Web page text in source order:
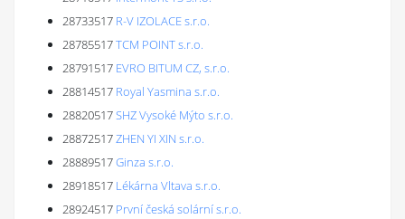
28733517 R-V IZOLACE s.r.o.
28785517TCM POINT s.r.o.
28791517 EVRO BITUM CZ, s.r.o.
28814517 Royal Yasmina s.r.o.
28820517SHZ Vysoké Mýto s.r.o.
28872517ZHEN YI XIN s.r.o.
28889517Ginza s.r.o.
28918517 Lékárna Vltava s.r.o.
28924517 První česká solární s.r.o.